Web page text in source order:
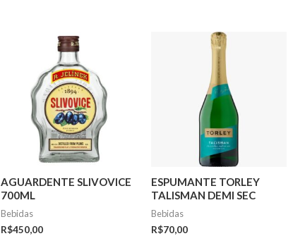
AGUARDENTE SLIVOVICE
700ML
Bebidas
R$450,00
ESPUMANTE TORLEY
TALISMAN DEMI SEC
750ML
Bebidas
R$70,00